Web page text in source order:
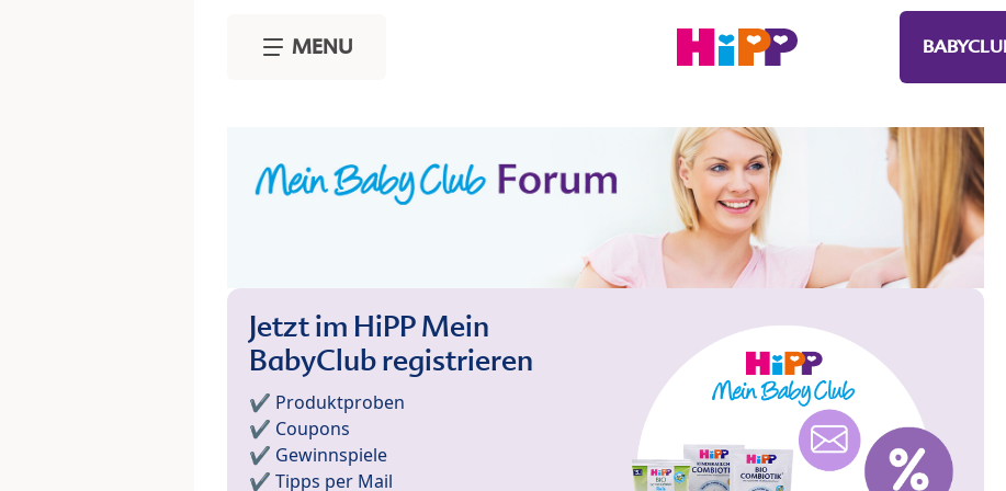
MENU
Jetzt im HiPP Mein
BabyClub registrieren
✔️ Produktproben
✔️ Coupons
✔️ Gewinnspiele
✔️ Tipps per Mail